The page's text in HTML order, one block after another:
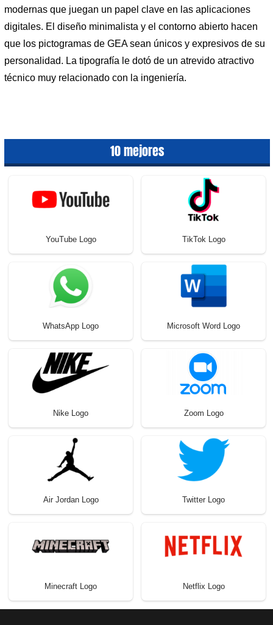
modernas que juegan un papel clave en las aplicaciones
digitales. El diseño minimalista y el contorno abierto hacen
que los pictogramas de GEA sean únicos y expresivos de su
personalidad. La tipografía le dotó de un atrevido atractivo
técnico muy relacionado con la ingeniería.
10 mejores
YouTube Logo TikTok Logo
WhatsApp Logo Microsoft Word Logo
Nike Logo Zoom Logo
Air Jordan Logo Twitter Logo
Minecraft Logo Netflix Logo